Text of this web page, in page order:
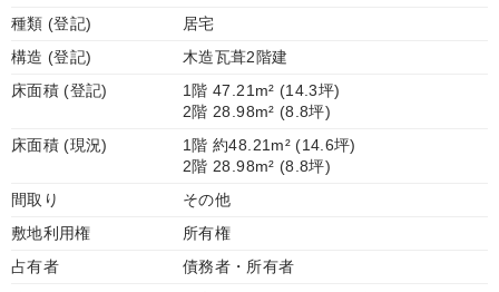
種類 (登記)
居宅
構造 (登記)
木造瓦葺2階建
床面積 (登記)
1階 47.21m² (14.3坪)
2階 28.98m² (8.8坪)
床面積 (現況)
1階 約48.21m² (14.6坪)
2階 28.98m² (8.8坪)
間取り
その他
敷地利用権
所有権
占有者
債務者・所有者